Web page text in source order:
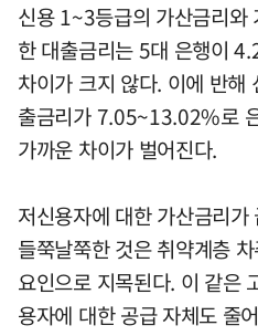
신용 1~3등급의 가산금리와
한 대출금리는 5대 은행이
차이가 크지 않다. 이에 반
출금리가 7.05~13.02%로
가까운 차이가 벌어진다.
저신용자에 대한 가산금리
들쭉날쭉한 것은 취약계층
요인으로 지목된다. 이 같은
용자에 대한 공급 자체도 줄